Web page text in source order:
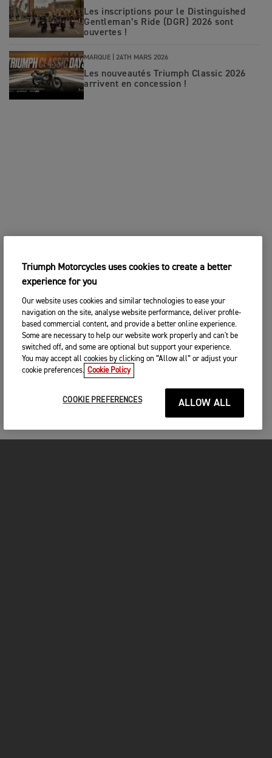
Les inscriptions pour le Distinguished
Gentleman’s Ride (DGR) 2026 sont
ouvertes !
MARQUE | 24TH MARS 2026
Les nouveautés Triumph Classic 2026
arrivent en concession !
Triumph Motorcycles uses cookies to create a better
experience for you
Our website uses cookies and similar technologies to ease your
navigation on the site, analyse website performance, deliver profile-
based commercial content, and provide a better online experience.
Some are necessary to help our website work properly and can't be
switched off, and some are optional but support your experience.
You may accept all cookies by clicking on “Allow all” or adjust your
cookie preferences. Cookie Policy
COOKIE PREFERENCES ALLOW ALL